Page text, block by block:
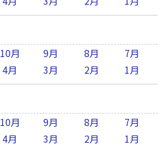
10月 9月 8月
7月
4月 3月 2月 1月
10月 9月 8月
7月
4月 3月 2月 1月